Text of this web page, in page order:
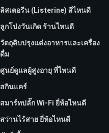
ลิสเตอรีน (Listerine) สีไหนดี
ลูกโป่งวันเกิด ร้านไหนดี
วัตถุดิบปรุงแต่งอาหารและเครื่อง
ดื่ม
ศูนย์ดูแลผู้สูงอายุ ที่ไหนดี
สกินแคร์
สมาร์ทปลั๊ก Wi-Fi ยี่ห้อไหนดี
สว่านไร้สาย ยี่ห้อไหนดี